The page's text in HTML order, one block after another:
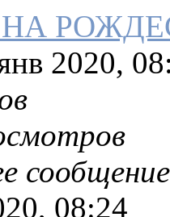
2020,
сообщение
08:24